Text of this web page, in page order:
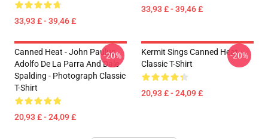
33,93 £ - 39,46 £
33,93 £ - 39,46 £
Canned Heat - John Paulus,
Adolfo De La Parra And Dale
Spalding - Photograph Classic
T-Shirt
20,93 £ - 24,09 £
-20%
Kermit Sings Canned Heat
Classic T-Shirt
20,93 £ - 24,09 £
-20%